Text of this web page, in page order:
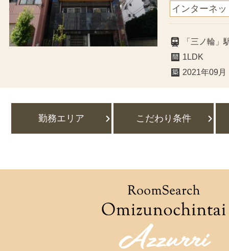
インターネ
「三ノ輪
1LDK
2021年09月
勤務エリア こだわり条件